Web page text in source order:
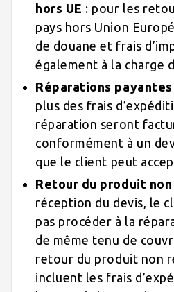
hors UE : pour les
pays hors Union
de douane et frais
également à la charge
Réparations payantes
plus des frais
réparation seront
conformément à un
que le client peut
Retour du produit
réception du devis, le
pas procéder à la
de même tenu de
retour du produit non
incluent les frais